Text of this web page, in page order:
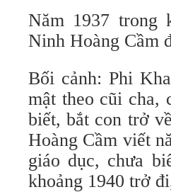
Năm 1937 trong
Ninh Hoàng Cầm
Bối cảnh: Phi
mật theo cũi cha,
biết, bắt con trở
Hoàng Cầm viết
giáo dục, chưa
khoảng 1940 trở